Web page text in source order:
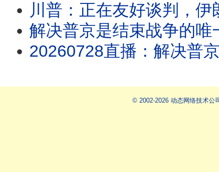
川普：正在友好谈判，伊朗：根
解决普京是结束战争的唯
20260728直播：解决普京是结束战争的唯一办法；川普：正在友好谈判，伊朗：根
© 2002-2026 动态网络技术公